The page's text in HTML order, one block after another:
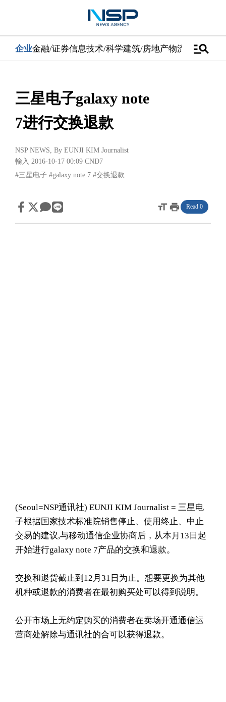
企业金融/证券信息技术/科学建筑/房地产物流/配送汽车
manage_search
三星电子galaxy note
7进行交换退款
NSP NEWS, By EUNJI KIM Journalist
輸入 2016-10-17 00:09 CND7
#三星电子 #galaxy note 7 #交换退款
format_sizeprint Read 0
(Seoul= NSP通讯社) EUNJI KIM Journalist = 三星电
子根据国家技术标准院销售停止、使用终止、中止
交易的建议,与移动通信企业协商后，从本月13日起
开始进行galaxy note 7产品的交换和退款。
交换和退货截止到12月31日为止。想要更换为其他
机种或退款的消费者在最初购买处可以得到说明。
公开市场上无约定购买的消费者在卖场开通通信运
营商处解除与通讯社的合可以获得退款。